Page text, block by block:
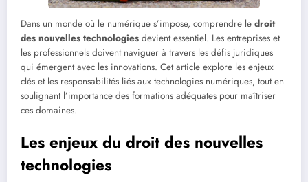
Dans un monde où le numérique s’impose, comprendre le droit
des nouvelles technologies devient essentiel. Les entreprises et
les professionnels doivent naviguer à travers les défis juridiques
qui émergent avec les innovations. Cet article explore les enjeux
clés et les responsabilités liés aux technologies numériques, tout en
soulignant l’importance des formations adéquates pour maîtriser
ces domaines.
Les enjeux du droit des nouvelles
technologies